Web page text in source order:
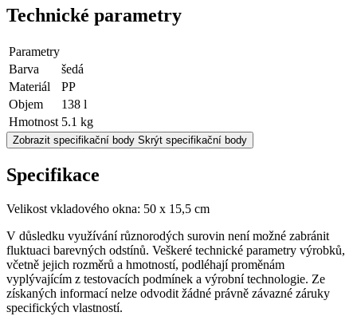
Technické parametry
Parametry
Barva
šedá
Materiál
PP
Objem
138 l
Hmotnost 5.1 kg
Zobrazit specifikační body Skrýt specifikační body
Specifikace
Velikost vkladového okna: 50 x 15,5 cm
V důsledku využívání různorodých surovin není možné zabránit
fluktuaci barevných odstínů. Veškeré technické parametry výrobků,
včetně jejich rozměrů a hmotností, podléhají proměnám
vyplývajícím z testovacích podmínek a výrobní technologie. Ze
získaných informací nelze odvodit žádné právně závazné záruky
specifických vlastností.